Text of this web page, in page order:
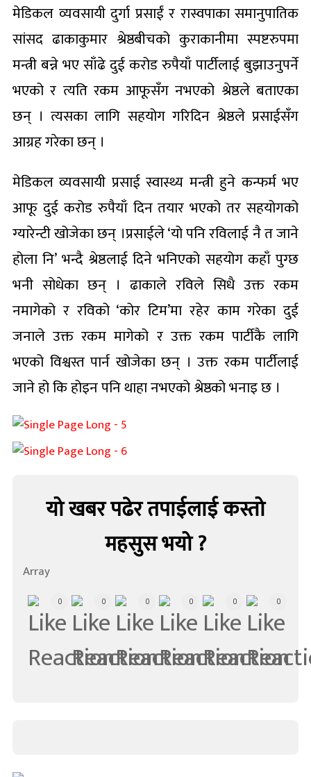
मेडिकल व्यवसायी दुर्गा प्रसाईं र रास्वपाका समानुपातिक
सांसद ढाकाकुमार श्रेष्ठबीचको कुराकानीमा स्पष्टरुपमा
मन्त्री बन्ने भए साँढे दुई करोड रुपैयाँ पार्टीलाई बुझाउनुपर्ने
भएको र त्यति रकम आफूसँग नभएको श्रेष्ठले बताएका
छन् । त्यसका लागि सहयोग गरिदिन श्रेष्ठले प्रसाईसँग
आग्रह गरेका छन् ।
मेडिकल व्यवसायी प्रसाई स्वास्थ्य मन्त्री हुने कन्फर्म भए
आफू दुई करोड रुपैयाँ दिन तयार भएको तर सहयोगको
ग्यारेन्टी खोजेका छन् ।प्रसाईले ‘यो पनि रविलाई नै त जाने
होला नि’ भन्दै श्रेष्ठलाई दिने भनिएको सहयोग कहाँ पुग्छ
भनी सोधेका छन् । ढाकाले रविले सिधै उक्त रकम
नमागेको र रविको ‘कोर टिम’मा रहेर काम गरेका दुई
जनाले उक्त रकम मागेको र उक्त रकम पार्टीकै लागि
भएको विश्वस्त पार्न खोजेका छन् । उक्त रकम पार्टीलाई
जाने हो कि होइन पनि थाहा नभएको श्रेष्ठको भनाइ छ ।
यो खबर पढेर तपाईलाई कस्तो
महसुस भयो ?
Array
0 0 0 0 0 0